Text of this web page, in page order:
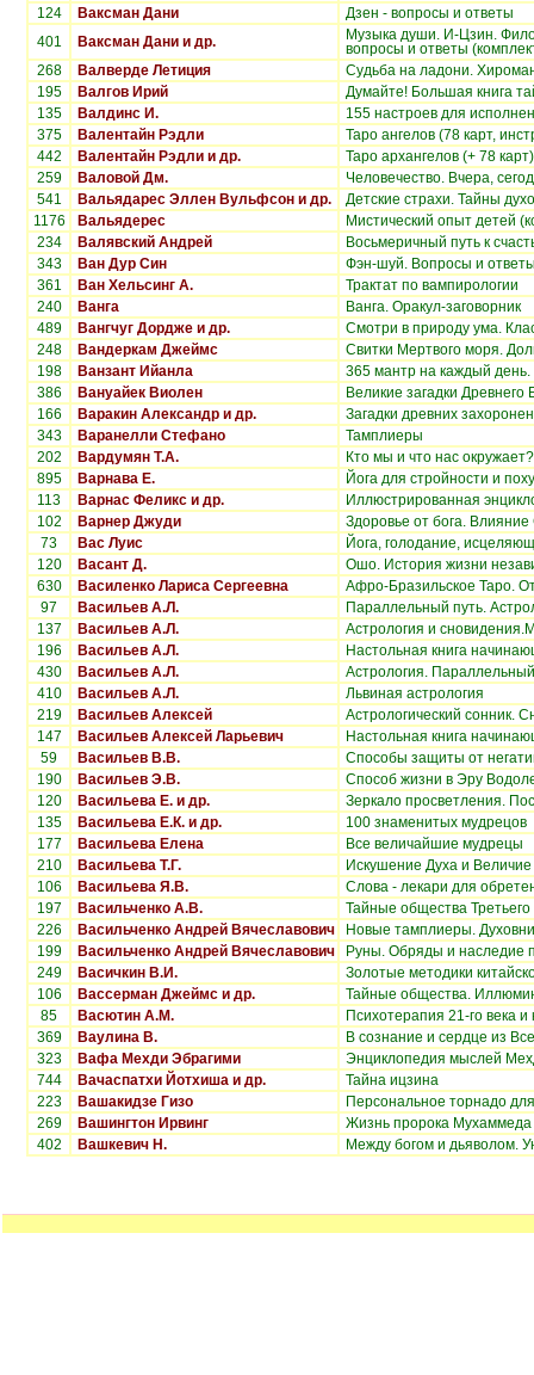
124
Ваксман Дани
Дзен - вопросы и ответы
401
Ваксман Дани и др.
Музыка души. И-Цзин.
вопросы и ответы
268
Валверде Летиция
Судьба на ладони.
195
Валгов Ирий
Думайте! Большая книга
135
Валдинс И.
155 настроев для
375
Валентайн Рэдли
Таро ангелов (78 карт,
442
Валентайн Рэдли и др.
Таро архангелов (+ 78 карт)
259
Валовой Дм.
Человечество. Вчера,
541
Вальядарес Эллен Вульфсон и др.
Детские страхи. Тайны
1176
Вальядерес
Мистический опыт детей
234
Валявский Андрей
Восьмеричный путь к
343
Ван Дур Син
Фэн-шуй. Вопросы и
361
Ван Хельсинг А.
Трактат по вампирологии
240
Ванга
Ванга. Оракул-заговорник
489
Вангчуг Дордже и др.
Смотри в природу ума.
248
Вандеркам Джеймс
Свитки Мертвого моря.
198
Ванзант Ийанла
365 мантр на каждый день.
386
Вануайек Виолен
Великие загадки Древнего
166
Варакин Александр и др.
Загадки древних
343
Варанелли Стефано
Тамплиеры
202
Вардумян Т.А.
Кто мы и что нас окружает?
895
Варнава Е.
Йога для стройности и
113
Варнас Феликс и др.
Иллюстрированная
102
Варнер Джуди
Здоровье от бога.
73
Вас Луис
Йога, голодание,
120
Васант Д.
Ошо. История жизни
630
Василенко Лариса Сергеевна
Афро-Бразильское Таро.
97
Васильев А.Л.
Параллельный путь.
137
Васильев А.Л.
Астрология и
196
Васильев А.Л.
Настольная книга
430
Васильев А.Л.
Астрология.
410
Васильев А.Л.
Львиная астрология
219
Васильев Алексей
Астрологический сонник.
147
Васильев Алексей Ларьевич
Настольная книга
59
Васильев В.В.
Способы защиты от
190
Васильев Э.В.
Способ жизни в Эру
120
Васильева Е. и др.
Зеркало просветления.
135
Васильева Е.К. и др.
100 знаменитых мудрецов
177
Васильева Елена
Все величайшие мудрецы
210
Васильева Т.Г.
Искушение Духа и
106
Васильева Я.В.
Слова - лекари для
197
Васильченко А.В.
Тайные общества Третьего
226
Васильченко Андрей Вячеславович
Новые тамплиеры.
199
Васильченко Андрей Вячеславович
Руны. Обряды и наследие
249
Васичкин В.И.
Золотые методики
106
Вассерман Джеймс и др.
Тайные общества.
85
Васютин А.М.
Психотерапия 21-го века
369
Ваулина В.
В сознание и сердце из
323
Вафа Мехди Эбрагими
Энциклопедия мыслей
744
Вачаспатхи Йотхиша и др.
Тайна ицзина
223
Вашакидзе Гизо
Персональное торнадо
269
Вашингтон Ирвинг
Жизнь пророка Мухаммеда
402
Вашкевич Н. Между богом и дьяволом.